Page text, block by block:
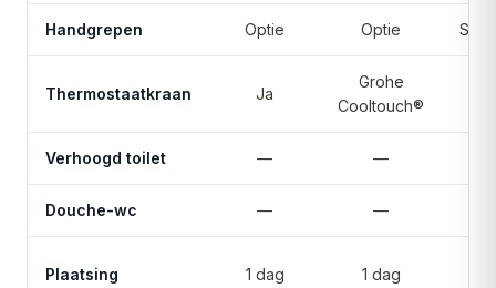
Handgrepen Optie Optie
Thermostaatkraan Ja
Grohe
Cooltouch®
Verhoogd toilet — —
Douche-wc — —
Plaatsing 1 dag 1 dag